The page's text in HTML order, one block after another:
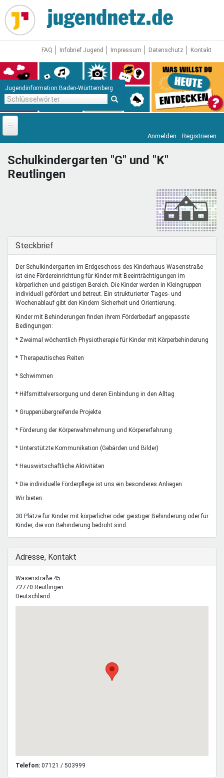
Direkt
zum
Inhalt
FAQ Infobrief Jugend Impressum Datenschutz Kontakt
Jugendinformation Baden-Württemberg
Startseite
News
Jugendnetz
Schule & Beruf
Demokratie & Beteiligung
Anmelden Registrieren
Schulkindergarten "G" und "K"
Reutlingen
Ausblenden
Steckbrief
Der Schulkindergarten im Erdgeschoss des Kinderhaus Wasenstraße
ist eine Fördereinrichtung für Kinder mit Beeinträchtigungen im
körperlichen und geistigen Bereich. Die Kinder werden in Kleingruppen
individuell gefördert und betreut. Ein strukturierter Tages- und
Wochenablauf gibt den Kindern Sicherheit und Orientierung.
Kinder mit Behinderungen finden ihrem Förderbedarf angepasste
Bedingungen:
* Zweimal wöchentlich Physiotherapie für Kinder mit Körperbehinderung
* Therapeutisches Reiten
* Schwimmen
* Hilfsmittelversorgung und deren Einbindung in den Alltag
* Gruppenübergreifende Projekte
* Förderung der Körperwahrnehmung und Körpererfahrung
* Unterstützte Kommunikation (Gebärden und Bilder)
* Hauswirtschaftliche Aktivitäten
* Die individuelle Förderpflege ist uns ein besonderes Anliegen
Wir bieten:
30 Plätze für Kinder mit körperlicher oder geistiger Behinderung oder für
Kinder, die von Behinderung bedroht sind.
Ausblenden
Adresse, Kontakt
Wasenstraße 45
72770 Reutlingen
Deutschland
Telefon: 07121 / 503999